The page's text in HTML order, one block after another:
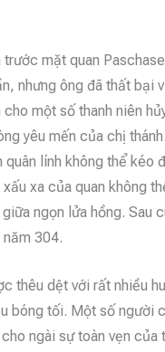
mặt quan
nhưng ông đã thất
một số thanh niên
yêu mến của chị
quân lính không thể
xa của quan không
ngọn lửa hồng. Sau
304.
thêu dệt với rất nhiều
bóng tối. Một số người
ngài sự toàn vẹn